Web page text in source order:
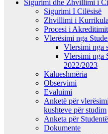
Sigurimi dhe Zhvillimi i
Sigurimi I Cilësisë
Zhvillimi i
Procesi i
Vlerësimi nga
Vlersimi nga
Vlersimi nga
2022/2023
Kalueshmëria
Observimi
Evaluimi
Anketë për
kushteve për studim
Anketa për
Dokumente